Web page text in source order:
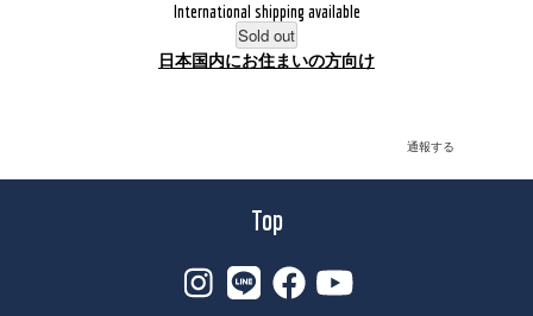
International shipping available
Sold out
日本国内にお住まいの方向け
通報する
Top